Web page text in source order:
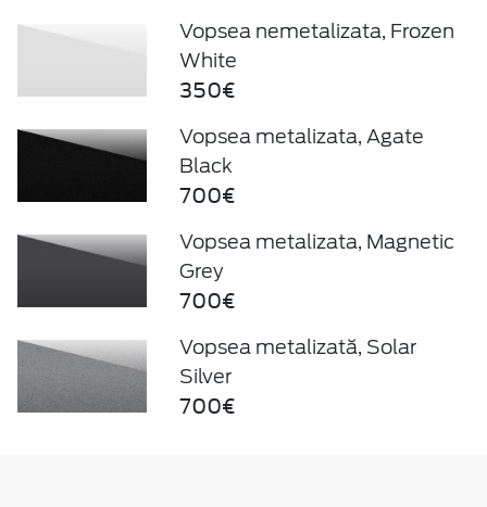
Vopsea nemetalizata, Frozen
White
350€
Vopsea metalizata, Agate
Black
700€
Vopsea metalizata, Magnetic
Grey
700€
Vopsea metalizată, Solar
Silver
700€